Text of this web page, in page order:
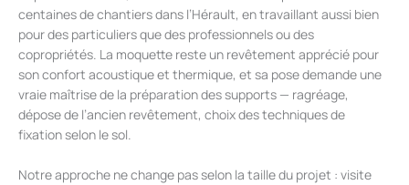
centaines de chantiers dans l’Hérault, en travaillant aussi bien
pour des particuliers que des professionnels ou des
copropriétés. La moquette reste un revêtement apprécié pour
son confort acoustique et thermique, et sa pose demande une
vraie maîtrise de la préparation des supports — ragréage,
dépose de l’ancien revêtement, choix des techniques de
fixation selon le sol.
Notre approche ne change pas selon la taille du projet : visite